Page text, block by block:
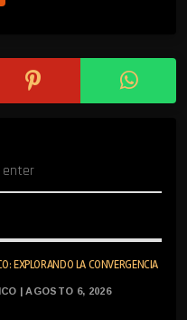
EXPLORANDO LA CONVERGENCIA
| AGOSTO 6, 2026